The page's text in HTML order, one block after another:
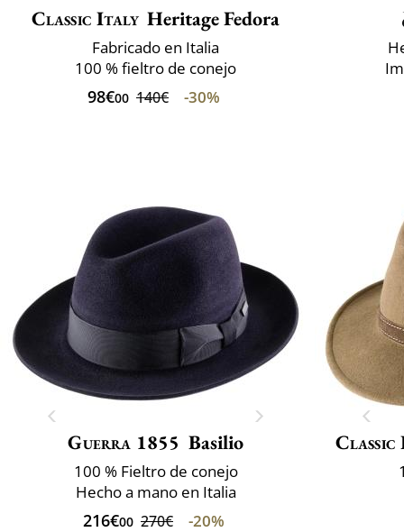
Classic Italy Heritage Fedora
Fabricado en Italia
100 % fieltro de conejo
98€00 140€ -30%
Guerra 1855 Basilio
100 % Fieltro de conejo
Hecho a mano en Italia
216€00 270€ -20%